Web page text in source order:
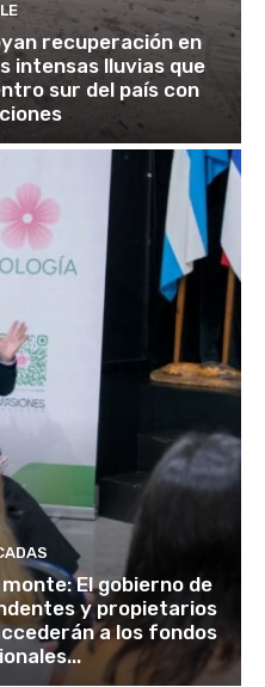
recuperación en
intensas lluvias que
sur del país con
El gobierno de
y propietarios
a los fondos